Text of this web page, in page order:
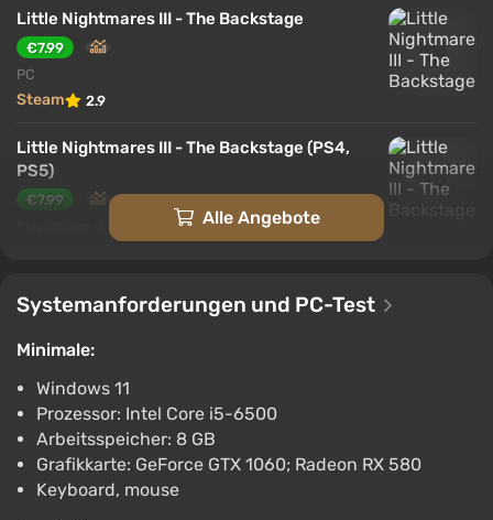
Little Nightmares III - The Backstage
€7.99
PC
Steam 2.9
Little Nightmares III - The Backstage (PS4,
PS5)
€7.99
PlayStation 4, PlayStation 5 Alle Angebote
Systemanforderungen und PC-Test
Minimale:
Windows 11
Prozessor: Intel Core i5-6500
Arbeitsspeicher: 8 GB
Grafikkarte: GeForce GTX 1060; Radeon RX 580
Keyboard, mouse